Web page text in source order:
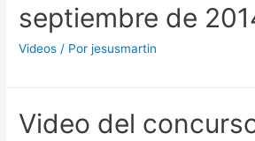
septiembre de
Videos / Porjesusmartin
Video del